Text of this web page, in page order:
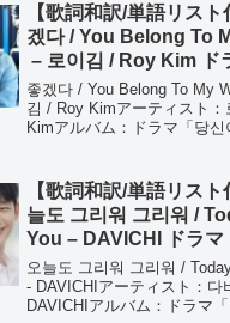
【歌詞和訳/単語リス
겠다 / You Belong To
– 로이김 / Roy Kim ドラマ「あな
たが眠っている間に」
좋겠다 / You Belong To My
김 / Roy Kimアーティスト
Kimアルバム：ドラマ「당
【歌詞和訳/単語リスト
늘도 그리워 그리워 /
You – DAVICHI ドラマ
が眠っている間に」
오늘도 그리워 그리워 /
- DAVICHIアーティスト：다
DAVICHIアルバム：ドラマ